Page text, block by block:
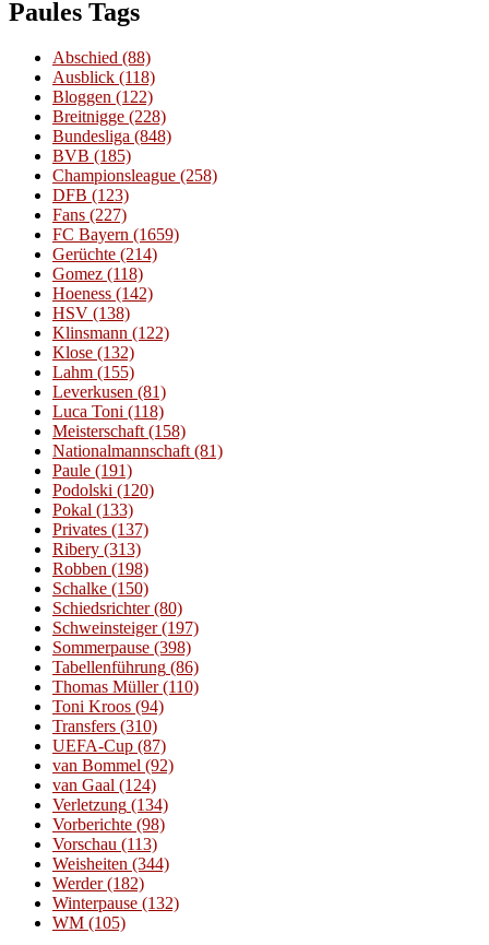
Paules Tags
Abschied (88)
Ausblick (118)
Bloggen (122)
Breitnigge (228)
Bundesliga (848)
BVB (185)
Championsleague (258)
DFB (123)
Fans (227)
FC Bayern (1659)
Gerüchte (214)
Gomez (118)
Hoeness (142)
HSV (138)
Klinsmann (122)
Klose (132)
Lahm (155)
Leverkusen (81)
Luca Toni (118)
Meisterschaft(158)
Nationalmannschaft(81)
Paule (191)
Podolski (120)
Pokal (133)
Privates (137)
Ribery (313)
Robben (198)
Schalke (150)
Schiedsrichter(80)
Schweinsteiger(197)
Sommerpause (398)
Tabellenführung (86)
Thomas Müller(110)
Toni Kroos (94)
Transfers (310)
UEFA-Cup (87)
van Bommel (92)
van Gaal (124)
Verletzung (134)
Vorberichte (98)
Vorschau (113)
Weisheiten (344)
Werder(182)
Winterpause (132)
WM (105)